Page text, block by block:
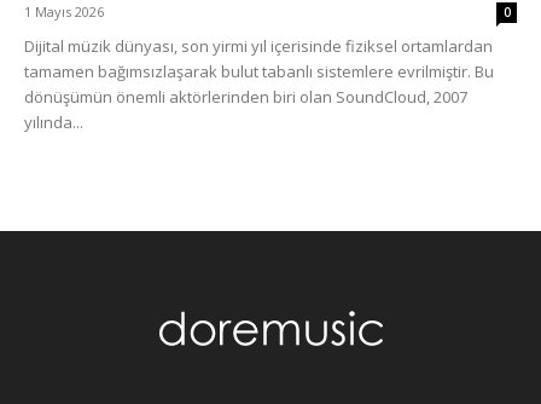
1 Mayıs 2026 0
Dijital müzik dünyası, son yirmi yıl içerisinde fiziksel ortamlardan
tamamen bağımsızlaşarak bulut tabanlı sistemlere evrilmiştir. Bu
dönüşümün önemli aktörlerinden biri olan SoundCloud, 2007
yılında...